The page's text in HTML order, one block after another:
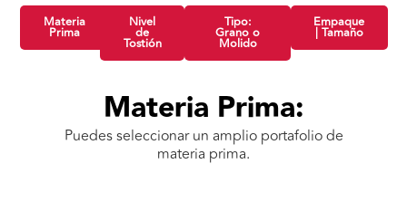
Materia
Prima
Nivel
de
Tostión
Tipo:
Grano o
Molido
Empaque
| Tamaño
Materia Prima:
Puedes seleccionar un amplio portafolio de
materia prima.